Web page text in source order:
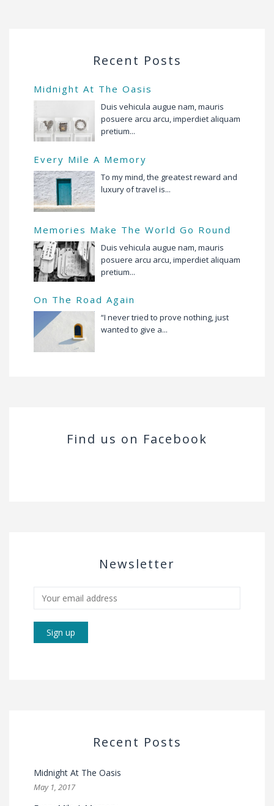
Recent Posts
Midnight At The Oasis
Duis vehicula augue nam, mauris
posuere arcu arcu, imperdiet aliquam
pretium...
Every Mile A Memory
To my mind, the greatest reward and
luxury of travel is...
Memories Make The World Go Round
Duis vehicula augue nam, mauris
posuere arcu arcu, imperdiet aliquam
pretium...
On The Road Again
“I never tried to prove nothing, just
wanted to give a...
Find us on Facebook
Newsletter
Recent Posts
Midnight At The Oasis
May 1, 2017